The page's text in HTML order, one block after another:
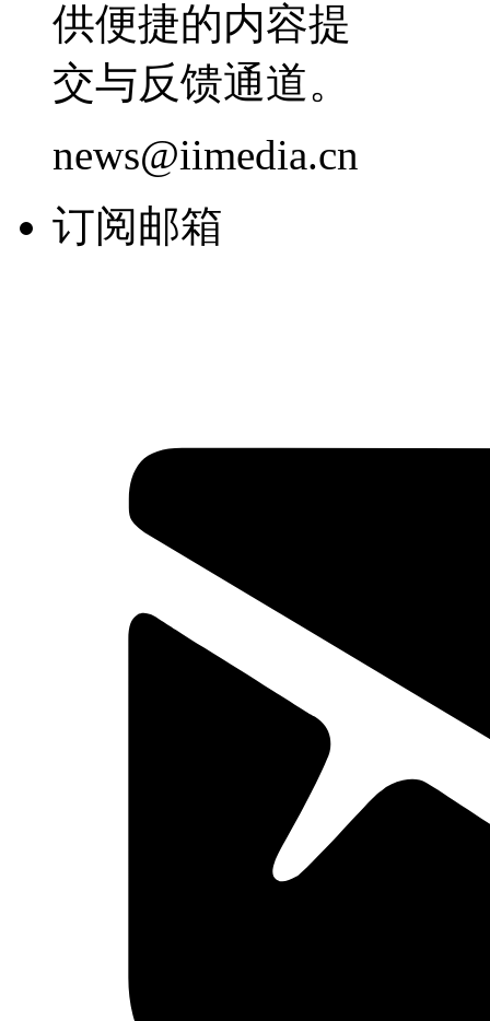
供便捷的内容提
交与反馈通道。
news@iimedia.cn
订阅邮箱